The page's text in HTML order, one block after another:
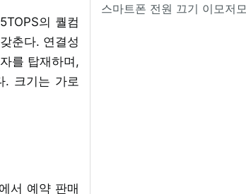
의 퀄컴
춘다. 연결성
를 탑재하며,
. 크기는 가로
서 예약 판매
스마트폰 전원 끄기 이모저모